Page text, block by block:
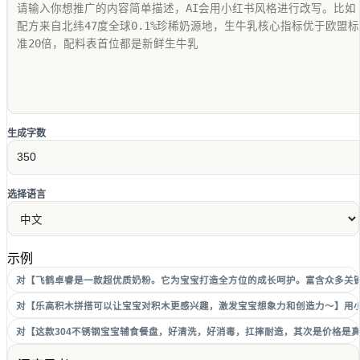
生成字数
选择语言
示例
对【飞鹤卓睿是一款超优质奶粉。它为宝宝打造全方位的成长呵护。富含众多
对【乐高积木拼搭可以让宝宝对积木更感兴趣，激发宝宝想象力和创造力～】用
对【这款304不锈钢宝宝辅食餐盘，好清洗，好消毒，扛摔耐造，其次是价格